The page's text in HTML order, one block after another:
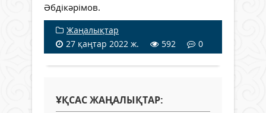
Әбдікәрімов.
Жаңалықтар
27 қаңтар 2022 ж.
592 0
ҰҚСАС ЖАҢАЛЫҚТАР: